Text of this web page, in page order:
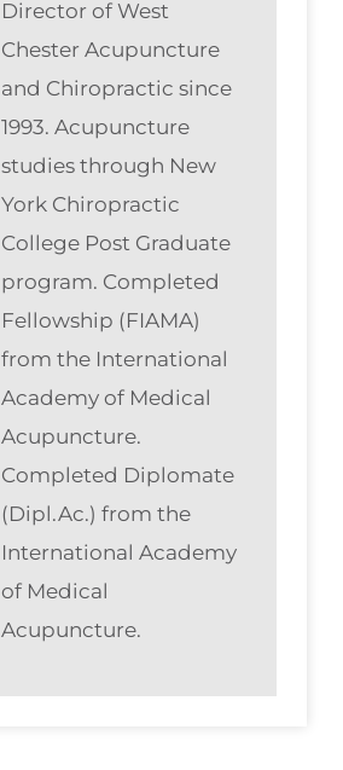
Director of West
Chester Acupuncture
and Chiropractic since
1993. Acupuncture
studies through New
York Chiropractic
College Post Graduate
program. Completed
Fellowship (FIAMA)
from the International
Academy of Medical
Acupuncture.
Completed Diplomate
(Dipl.Ac.) from the
International Academy
of Medical
Acupuncture.